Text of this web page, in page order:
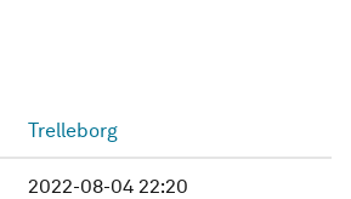
Trelleborg
2022-08-04 22:20